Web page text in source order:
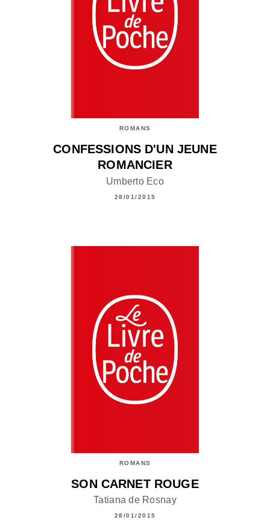
ROMANS
CONFESSIONS D'UN JEUNE
ROMANCIER
Umberto Eco
28/01/2015
ROMANS
SON CARNET ROUGE
Tatiana de Rosnay
28/01/2015